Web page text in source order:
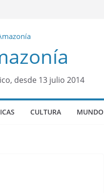
desde 13 julio 2014
CULTURA MUNDO